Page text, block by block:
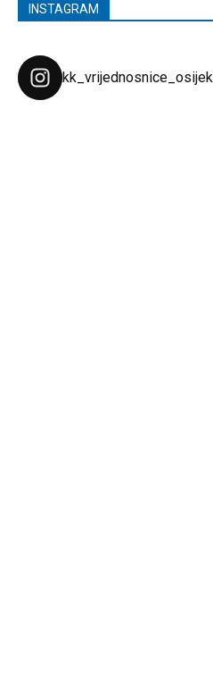
INSTAGRAM
kk_vrijednosnice_osijek